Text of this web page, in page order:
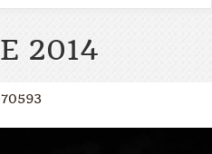
2014